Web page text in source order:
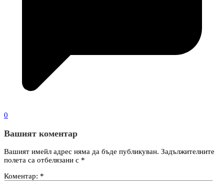
0
Вашият коментар
Вашият имейл адрес няма да бъде публикуван. Задължителните
полета са отбелязани с *
Коментар: *